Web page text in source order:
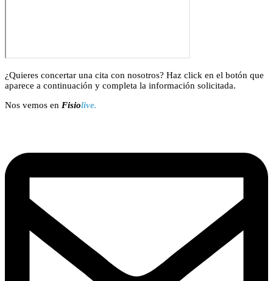
¿Quieres concertar una cita con nosotros? Haz click en el botón que
aparece a continuación y completa la información solicitada.
Nos vemos en Fisiolive.